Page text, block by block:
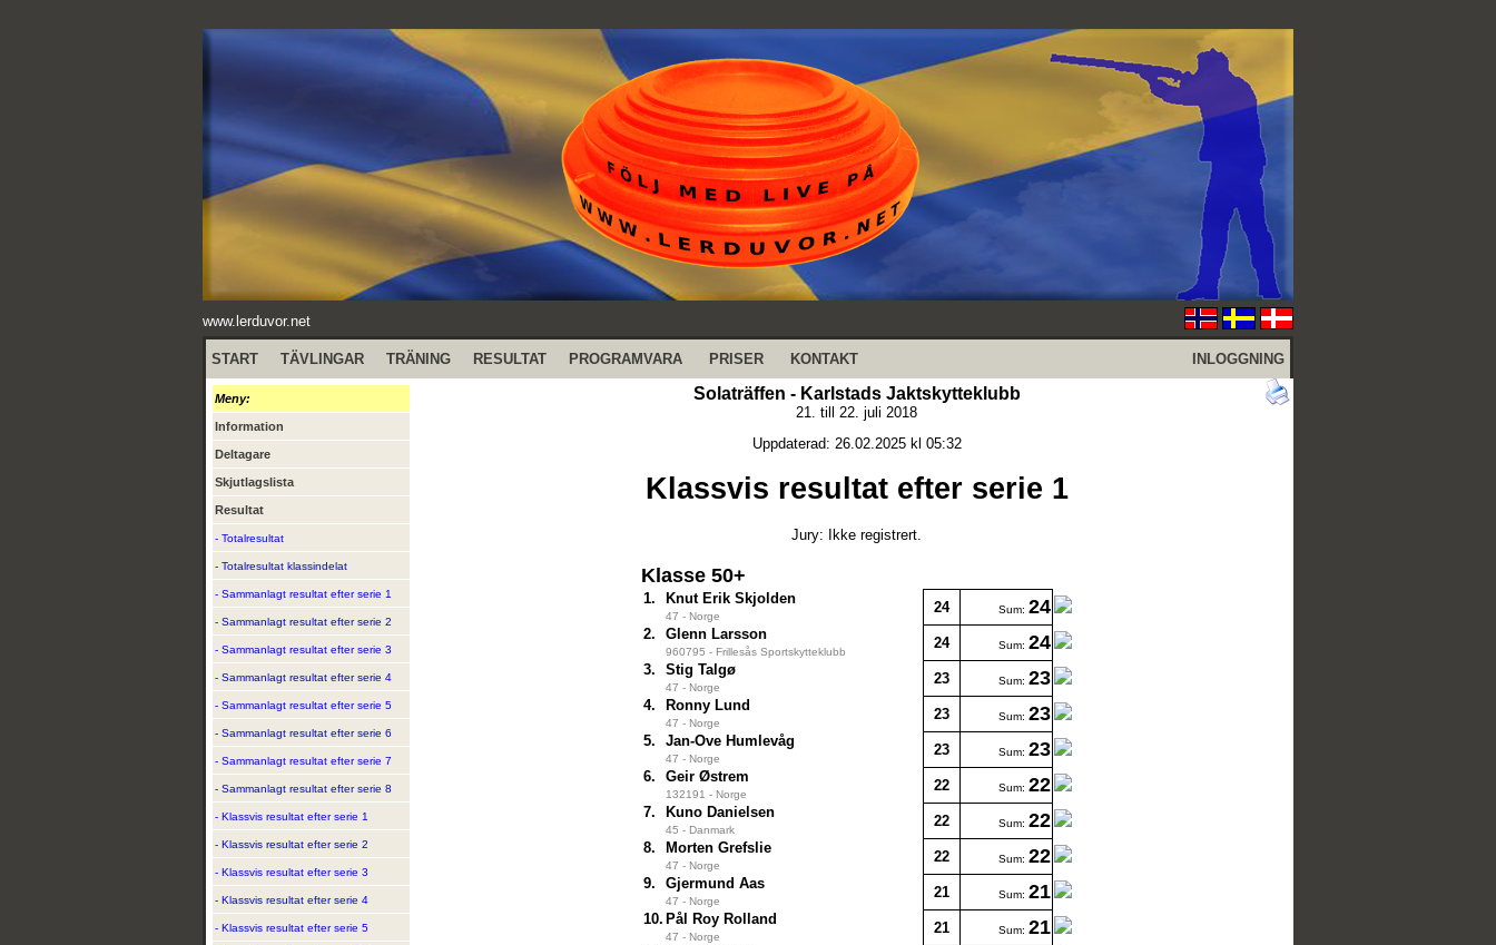
www.lerduvor.net
START TÄVLINGAR TRÄNING RESULTAT PROGRAMVARA PRISER KONTAKT INLOGGNING
Meny:
Information
Deltagare
Skjutlagslista
Resultat
- Totalresultat
- Totalresultat klassindelat
- Sammanlagt resultat efter serie 1
- Sammanlagt resultat efter serie 2
- Sammanlagt resultat efter serie 3
- Sammanlagt resultat efter serie 4
- Sammanlagt resultat efter serie 5
- Sammanlagt resultat efter serie 6
- Sammanlagt resultat efter serie 7
- Sammanlagt resultat efter serie 8
- Klassvis resultat efter serie 1
- Klassvis resultat efter serie 2
- Klassvis resultat efter serie 3
- Klassvis resultat efter serie 4
- Klassvis resultat efter serie 5
Solaträffen - Karlstads Jaktskytteklubb
21. till 22. juli 2018
Uppdaterad: 26.02.2025 kl 05:32
Klassvis resultat efter serie 1
Jury: Ikke registrert.
Klasse 50+
1. Knut Erik Skjolden
47 - Norge
24 Sum: 24
2. Glenn Larsson
960795 - Frillesås Sportskytteklubb
24 Sum: 24
3. Stig Talgø
47 - Norge
23 Sum: 23
4. Ronny Lund
47 - Norge
23 Sum: 23
5. Jan-Ove Humlevåg
47 - Norge
23 Sum: 23
6. Geir Østrem
132191 - Norge
22 Sum: 22
7. Kuno Danielsen
45 - Danmark
22 Sum: 22
8. Morten Grefslie
47 - Norge
22 Sum: 22
9. Gjermund Aas
47 - Norge
21 Sum: 21
10. Pål Roy Rolland
47 - Norge
21 Sum: 21